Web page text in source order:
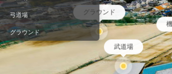
弓道場
グラウンド
武道場
グラウンド